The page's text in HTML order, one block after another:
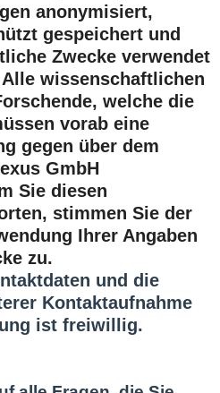
anonymisiert,
gespeichert und
Zwecke verwendet
wissenschaftlichen
welche die
vorab eine
gegen über dem
GmbH
Sie diesen
stimmen Sie der
Ihrer Angaben
zu.
und die
Kontaktaufnahme
ist freiwillig.